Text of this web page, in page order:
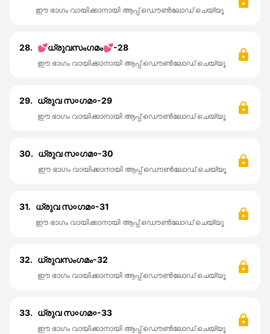
ഈ ഭാഗം വായിക്കാനായി ആപ്പ് ഡൌൺലോഡ് ചെയ്യൂ
28. 💕ധ്രുവസംഗമം💕-28
ഈ ഭാഗം വായിക്കാനായി ആപ്പ് ഡൌൺലോഡ് ചെയ്യൂ
29. ധ്രുവ സ०ഗമ०-29
ഈ ഭാഗം വായിക്കാനായി ആപ്പ് ഡൌൺലോഡ് ചെയ്യൂ
30. ധ്രുവ സ०ഗമ०-30
ഈ ഭാഗം വായിക്കാനായി ആപ്പ് ഡൌൺലോഡ് ചെയ്യൂ
31. ധ്രുവ സ०ഗമ०-31
ഈ ഭാഗം വായിക്കാനായി ആപ്പ് ഡൌൺലോഡ് ചെയ്യൂ
32. ധ്രുവസംഗമം-32
ഈ ഭാഗം വായിക്കാനായി ആപ്പ് ഡൌൺലോഡ് ചെയ്യൂ
33. ധ്രുവ സ०ഗമ०-33
ഈ ഭാഗം വായിക്കാനായി ആപ്പ് ഡൌൺലോഡ് ചെയ്യൂ